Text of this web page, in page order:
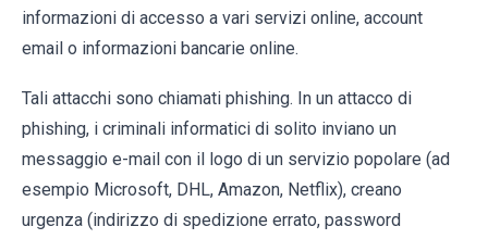
informazioni di accesso a vari servizi online, account
email o informazioni bancarie online.
Tali attacchi sono chiamati phishing. In un attacco di
phishing, i criminali informatici di solito inviano un
messaggio e-mail con il logo di un servizio popolare (ad
esempio Microsoft, DHL, Amazon, Netflix), creano
urgenza (indirizzo di spedizione errato, password